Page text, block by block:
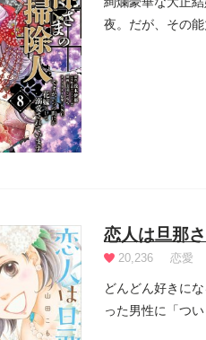
夜。だが、その
恋人は旦那
20,236 恋愛
どんどん好きに
った男性に「つ